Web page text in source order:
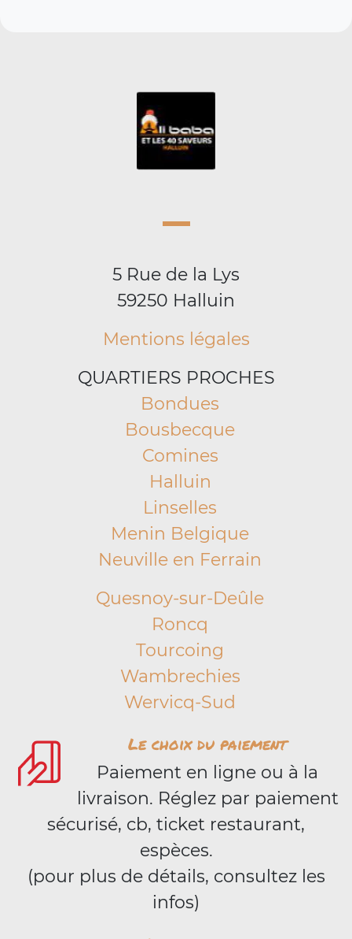
5 Rue de la Lys
59250 Halluin
Mentions légales
QUARTIERS PROCHES
Bondues
Bousbecque
Comines
Halluin
Linselles
Menin Belgique
Neuville en Ferrain
Quesnoy-sur-Deûle
Roncq
Tourcoing
Wambrechies
Wervicq-Sud
Le choix du paiement
Paiement en ligne ou à la
livraison. Réglez par paiement
sécurisé, cb, ticket restaurant,
espèces.
(pour plus de détails, consultez les
infos)